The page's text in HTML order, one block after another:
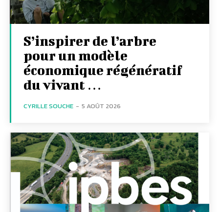
S’inspirer de l’arbre
pour un modèle
économique régénératif
du vivant …
CYRILLE SOUCHE - 5 AOÛT 2026